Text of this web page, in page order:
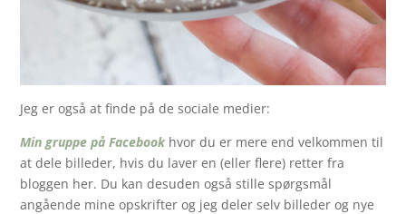
Jeg er også at finde på de sociale medier:
Min gruppe på Facebookhvor du er mere end velkommen til
at dele billeder, hvis du laver en (eller flere) retter fra
bloggen her. Du kan desuden også stille spørgsmål
angående mine opskrifter og jeg deler selv billeder og nye